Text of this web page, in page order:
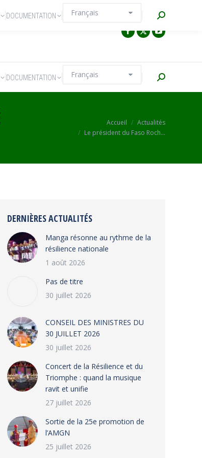
DOCUMENTATION Recherche
Accueil
Actualités
Le président du Faso Roch…
DERNIÈRES ACTUALITÉS
Manga résonne au rythme de la
résilience nationale
1 août 2026
Pas de titre
30 juillet 2026
CONSEIL DES MINISTRES DU
30 JUILLET 2026
30 juillet 2026
‎​Concert de la Résilience et du
Triomphe : quand la musique
ravit et unifie
27 juillet 2026
‎Sortie de la 25e promotion de
l’AMGN
25 juillet 2026
DOCUMENTATION Recherche